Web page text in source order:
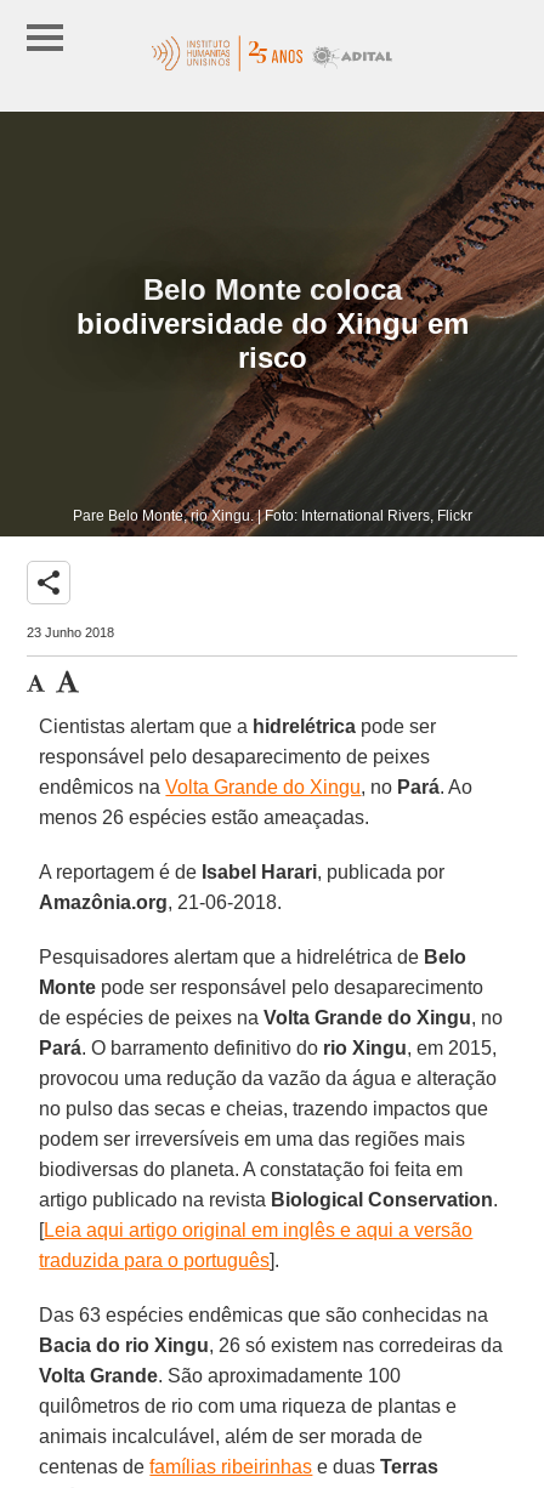
Belo Monte coloca
biodiversidade do Xingu em
risco
Pare Belo Monte, rio Xingu. | Foto: International Rivers, Flickr
share
23 Junho 2018
Cientistas alertam que a hidrelétrica pode ser
responsável pelo desaparecimento de peixes
endêmicos naVolta Grande do Xingu, no Pará. Ao
menos 26 espécies estão ameaçadas.
A reportagem é de Isabel Harari, publicada por
Amazônia.org, 21-06-2018.
Pesquisadores alertam que a hidrelétrica de Belo
Monte pode ser responsável pelo desaparecimento
de espécies de peixes naVolta Grande do Xingu, no
Pará. O barramento definitivo do rio Xingu, em 2015,
provocou uma redução da vazão da água e alteração
no pulso das secas e cheias, trazendo impactos que
podem ser irreversíveis em uma das regiões mais
biodiversas do planeta. A constatação foi feita em
artigo publicado na revista Biological Conservation.
[Leia aqui artigo original em inglês e aqui a versão
traduzida para o português].
Das 63 espécies endêmicas que são conhecidas na
Bacia do rio Xingu, 26 só existem nas corredeiras da
Volta Grande. São aproximadamente 100
quilômetros de rio com uma riqueza de plantas e
animais incalculável, além de ser morada de
centenas defamílias ribeirinhas e duasTerras